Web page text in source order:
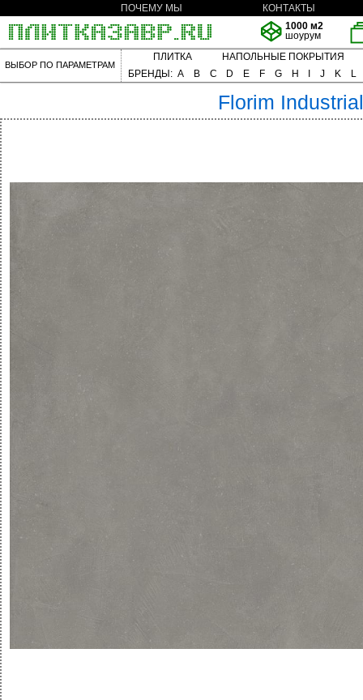
ПОЧЕМУ МЫ
КОНТАКТЫ
1000 м2
шоурум
ВЫБОР ПО ПАРАМЕТРАМ
ПЛИТКА
НАПОЛЬНЫЕ ПОКРЫТИЯ
БРЕНДЫ: A B C D E F G H J K L
Florim